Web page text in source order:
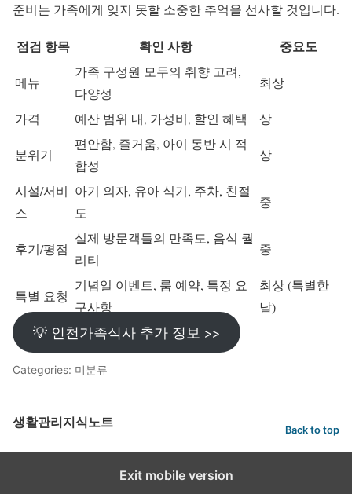
준비는 가족에게 잊지 못할 소중한 추억을 선사할 것입니다.
점검 항목 확인 사항 중요도
메뉴
가족 구성원 모두의 취향 고려,
다양성
최상
가격 예산 범위 내, 가성비, 할인 혜택 상
분위기
편안함, 즐거움, 아이 동반 시 적
합성
상
시설/서비
스
아기 의자, 유아 식기, 주차, 친절
도
중
후기/평점
실제 방문객들의 만족도, 음식 퀄
리티
중
특별 요청
기념일 이벤트, 룸 예약, 특정 요
구사항
최상 (특별한
날)
💡 인천가족식사 추가 정보 >>
Categories: 미분류
생활관리지식노트 Back to top
Exit mobile version